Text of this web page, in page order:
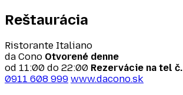
Reštaurácia
Ristorante Italiano
da Cono Otvorené denne
od 11:00 do 22:00 Rezervácie na tel č.
0911 608 999 www.dacono.sk